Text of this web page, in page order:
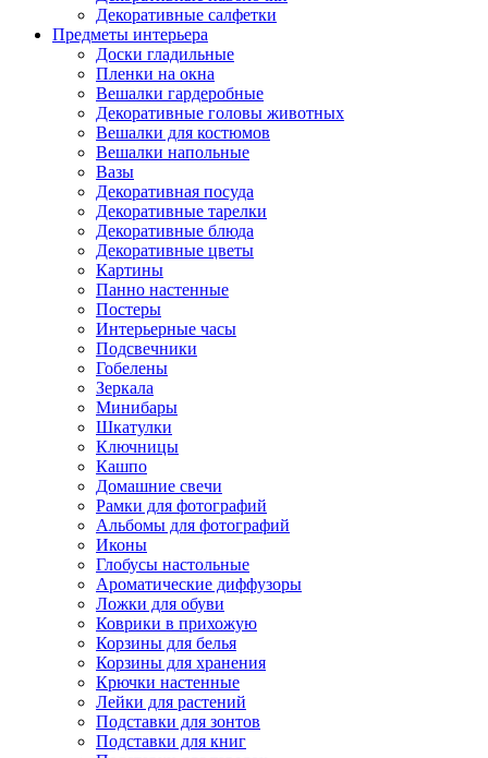
Декоративные салфетки
Предметы интерьера
Доски гладильные
Пленки на окна
Вешалки гардеробные
Декоративные головы животных
Вешалки для костюмов
Вешалки напольные
Вазы
Декоративная посуда
Декоративные тарелки
Декоративные блюда
Декоративные цветы
Картины
Панно настенные
Постеры
Интерьерные часы
Подсвечники
Гобелены
Зеркала
Минибары
Шкатулки
Ключницы
Кашпо
Домашние свечи
Рамки для фотографий
Альбомы для фотографий
Иконы
Глобусы настольные
Ароматические диффузоры
Ложки для обуви
Коврики в прихожую
Корзины для белья
Корзины для хранения
Крючки настенные
Лейки для растений
Подставки для зонтов
Подставки для книг